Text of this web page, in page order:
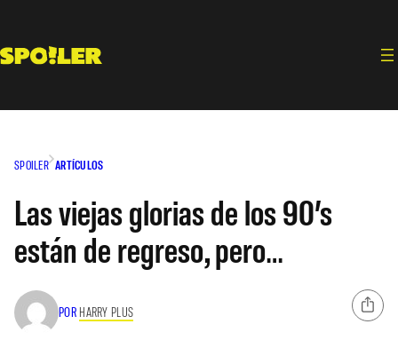
contenido
SPOILER ARTÍCULOS
Las viejas glorias de los 90’s
están de regreso, pero…
POR HARRY PLUS